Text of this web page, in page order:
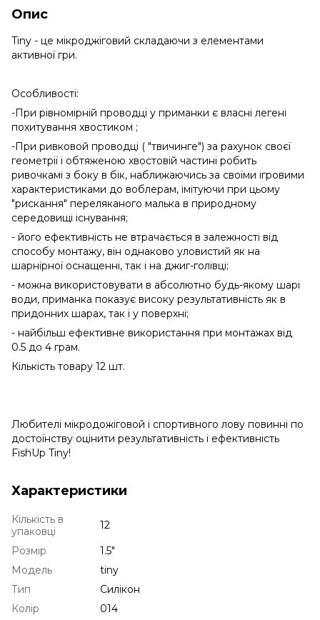
Опис
Tiny - це мікроджіговий складаючи з елементами
активної гри.
Особливості:
-При рівномірній проводці у приманки є власні легені
похитування хвостиком ;
-При ривковой проводці ( "твичинге") за рахунок своєї
геометрії і обтяженою хвостовій частині робить
ривочкамі з боку в бік, наближаючись за своїми ігровими
характеристиками до воблерам, імітуючи при цьому
"рискання" переляканого малька в природному
середовищі існування;
- його ефективність не втрачається в залежності від
способу монтажу, він однаково уловистий як на
шарнірної оснащенні, так і на джиг-голівці;
- можна використовувати в абсолютно будь-якому шарі
води, приманка показує високу результативність як в
придонних шарах, так і у поверхні;
- найбільш ефективне використання при монтажах від
0.5 до 4 грам.
Кількість товару 12 шт.
Любителі мікродожіговой і спортивного лову повинні по
достоїнству оцінити результативність і ефективність
FishUp Tiny!
Характеристики
Кількість в
упаковці
12
Розмір
1.5"
Модель
tiny
Тип
Силікон
Колір
014